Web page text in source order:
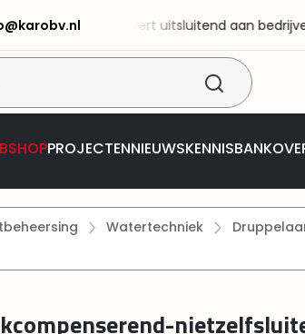
BV! KaRo BV levert uitsluitend aan bedrijven,
PROJECTENNIEUWSKENNISBANK
Watertechniek